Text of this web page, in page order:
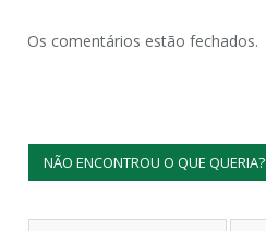
Os comentários estão fechados.
NÃO ENCONTROU O QUE QUERIA?